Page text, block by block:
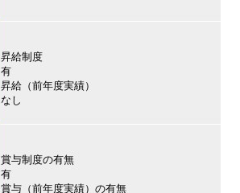
昇給制度
有
昇給（前年度実績）
なし
賞与制度の有無
有
賞与（前年度実績）の有無